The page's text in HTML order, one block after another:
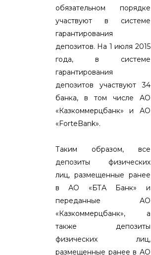
обязательном порядке
участвуют в системе
гарантирования
депозитов. На 1 июля 2015
года, в системе
гарантирования
депозитов участвуют 34
банка, в том числе АО
«Казкоммерцбанк» и АО
«ForteBank».
Таким образом, все
депозиты физических
лиц, размещенные ранее
в АО «БТА Банк» и
переданные АО
«Казкоммерцбанк», а
также депозиты
физических лиц,
размещенные ранее в АО